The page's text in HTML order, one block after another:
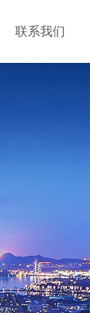
联系我们